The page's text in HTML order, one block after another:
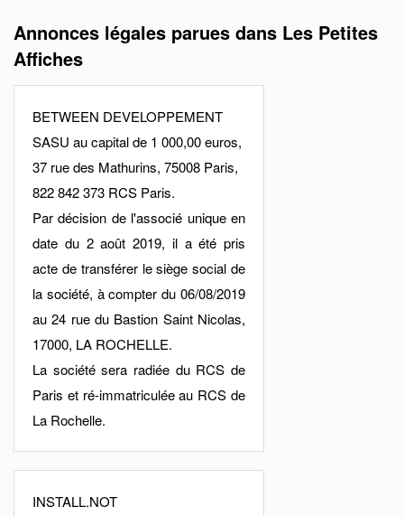
Annonces légales parues dans Les Petites
Affiches
BETWEEN DEVELOPPEMENT
SASU au capital de 1 000,00 euros,
37 rue des Mathurins, 75008 Paris,
822 842 373 RCS Paris.
Par décision de l'associé unique en
date du 2 août 2019, il a été pris
acte de transférer le siège social de
la société, à compter du 06/08/2019
au 24 rue du Bastion Saint Nicolas,
17000, LA ROCHELLE.
La société sera radiée du RCS de
Paris et ré-immatriculée au RCS de
La Rochelle.
INSTALL.NOT